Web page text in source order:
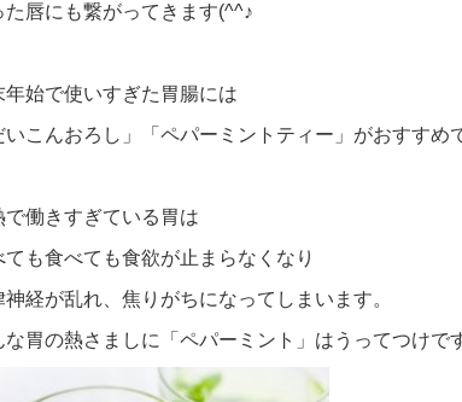
た唇にも繋がってきます(^^♪
年始で使いすぎた胃腸には
いこんおろし」「ペパーミントティー」がおすすめ
で働きすぎている胃は
ても食べても食欲が止まらなくなり
神経が乱れ、焦りがちになってしまいます。
な胃の熱さましに「ペパーミント」はうってつけで